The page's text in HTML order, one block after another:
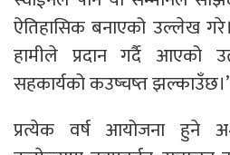
ऐतिहासिक बनाएको उल्लेख
हामीले प्रदान गर्दै आएको
सहकार्यको कउष्चष्त
प्रत्येक वर्ष आयोजना हुने